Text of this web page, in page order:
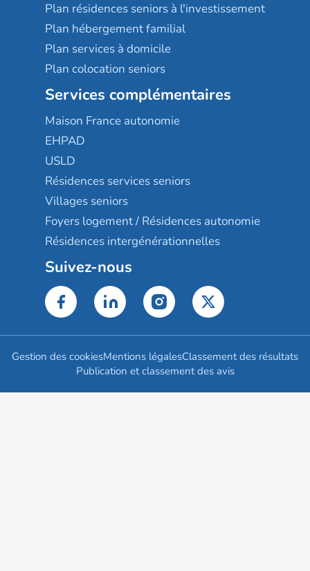
Plan résidences seniors à l'investissement
Plan hébergement familial
Plan services à domicile
Plan colocation seniors
Services complémentaires
Maison France autonomie
EHPAD
USLD
Résidences services seniors
Villages seniors
Foyers logement / Résidences autonomie
Résidences intergénérationnelles
Suivez-nous
Gestion des cookiesMentions légalesClassement des résultats
Publication et classement des avis